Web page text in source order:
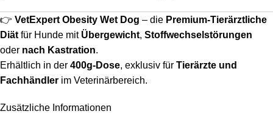
👉 VetExpert Obesity Wet Dog – die Premium-Tierärztliche
Diät für Hunde mit Übergewicht, Stoffwechselstörungen
oder nach Kastration.
Erhältlich in der 400g-Dose, exklusiv für Tierärzte und
Fachhändler im Veterinärbereich.
Zusätzliche Informationen